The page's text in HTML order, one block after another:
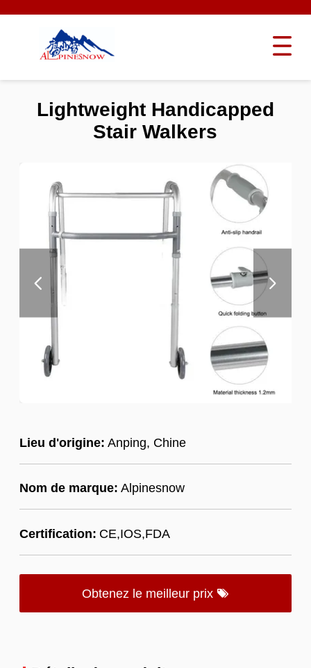
Lieu d'origine: Anping, Chine
Nom de marque: Alpinesnow
Certification: CE,IOS,FDA
Obtenez le meilleur prix
Lightweight Handicapped
Stair Walkers